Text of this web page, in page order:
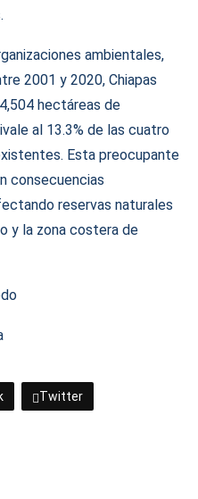
ambientales,
2001 y 2020, Chiapas
hectáreas de
al 13.3% de las cuatro
Esta preocupante
consecuencias
reservas naturales
y la zona costera de
Twitter